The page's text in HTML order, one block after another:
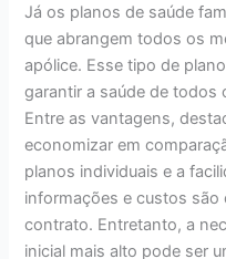
Já os planos de saúde
que abrangem todos os
apólice. Esse tipo de
garantir a saúde de todos
Entre as vantagens,
economizar em
planos individuais e a
informações e custos são
contrato. Entretanto, a
inicial mais alto pode ser